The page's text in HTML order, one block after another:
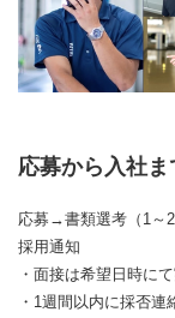
応募から入社
応募→書類選考（1～
採用通知
・面接は希望日時に
・1週間以内に採否連